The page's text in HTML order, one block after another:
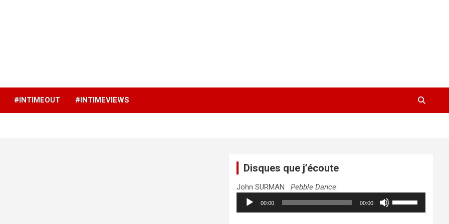
#INTIMEOUT #INTIMEVIEWS
Disques que j’écoute
John SURMANPebble Dance
Lecteur
audio
00:00 00:00